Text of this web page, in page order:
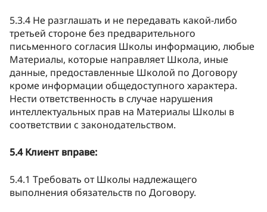
5.3.4 Не разглашать и не передавать какой-либо
третьей стороне без предварительного
письменного согласия Школы информацию, любые
Материалы, которые направляет Школа, иные
данные, предоставленные Школой по Договору
кроме информации общедоступного характера.
Нести ответственность в случае нарушения
интеллектуальных прав на Материалы Школы в
соответствии с законодательством.
5.4 Клиент вправе:
5.4.1 Требовать от Школы надлежащего
выполнения обязательств по Договору.